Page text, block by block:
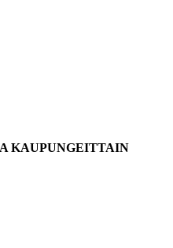
KAUPUNGEITTAIN